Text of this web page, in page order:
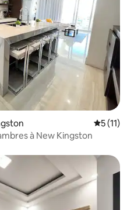
5 (11)
à New Kingston